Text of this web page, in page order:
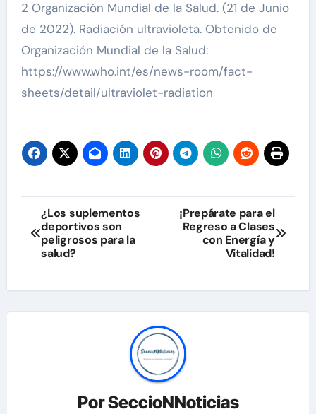
2 Organización Mundial de la Salud. (21 de Junio
de 2022). Radiación ultravioleta. Obtenido de
Organización Mundial de la Salud:
https://www.who.int/es/news-room/fact-
sheets/detail/ultraviolet-radiation
Navegación
de
¿Los suplementos
deportivos son
peligrosos para la
salud?
¡Prepárate para el
Regreso a Clases
con Energía y
Vitalidad!
PorSeccioNNoticias